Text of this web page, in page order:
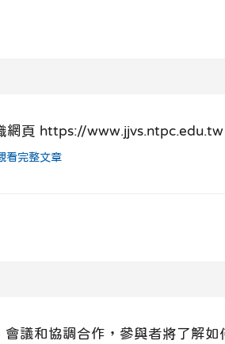
網頁 https://www.jjvs.ntpc.edu.tw
看完整文章
議和協調合作，參與者將了解如